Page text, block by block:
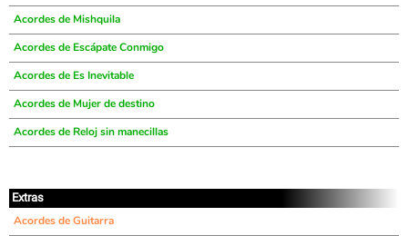
Acordes de Mishquila
Acordes de Escápate Conmigo
Acordes de Es Inevitable
Acordes de Mujer de destino
Acordes de Reloj sin manecillas
Extras
Acordes de Guitarra